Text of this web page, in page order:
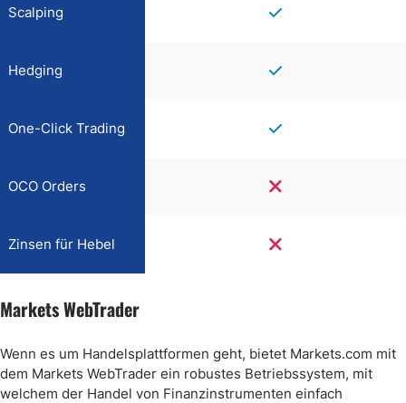
Scalping
Hedging
One-Click Trading
OCO Orders
Zinsen für Hebel
Markets WebTrader
Wenn es um Handelsplattformen geht, bietet Markets.com mit
dem Markets WebTrader ein robustes Betriebssystem, mit
welchem der Handel von Finanzinstrumenten einfach